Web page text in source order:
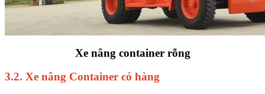
Xe nâng container rỗng
3.2. Xe nâng Container có hàng